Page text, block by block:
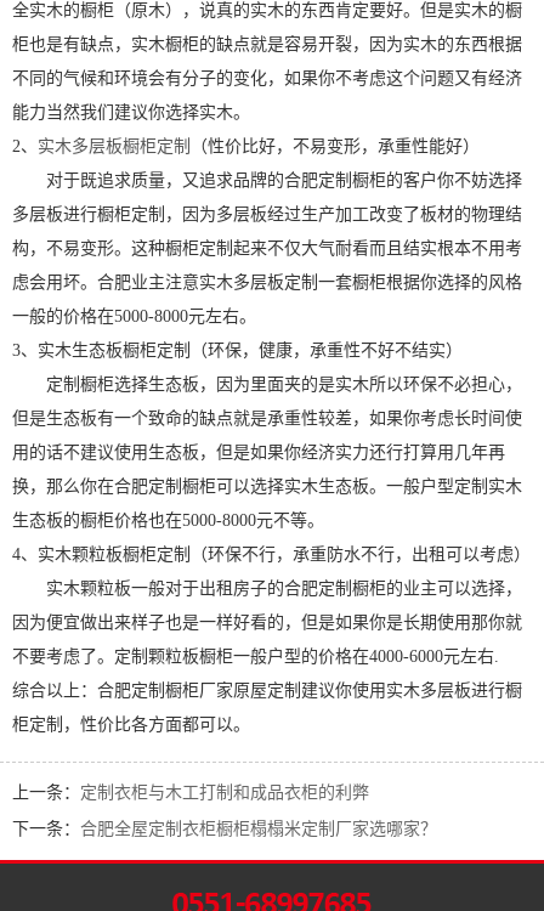
全实木的橱柜（原木），说真的实木的东西肯定要好。但是实木的橱
柜也是有缺点，实木橱柜的缺点就是容易开裂，因为实木的东西根据
不同的气候和环境会有分子的变化，如果你不考虑这个问题又有经济
能力当然我们建议你选择实木。
2、 实木多层板橱柜定制
（性价比好，不易变形，承重性能好）
对于既追求质量，又追求品牌的合肥定制橱柜的客户你不妨选择
多层板进行橱柜定制，因为多层板经过生产加工改变了板材的物理结
构，不易变形。这种橱柜定制起来不仅大气耐看而且结实根本不用考
虑会用坏。合肥业主注意实木多层板定制一套橱柜根据你选择的风格
一般的价格在5000-8000元左右。
3、实木生态板橱柜定制（环保，健康，承重性不好不结实）
定制橱柜选择生态板，因为里面夹的是实木所以环保不必担心，
但是生态板有一个致命的缺点就是承重性较差，如果你考虑长时间使
用的话不建议使用生态板，但是如果你经济实力还行打算用几年再
换，那么你在合肥定制橱柜可以选择实木生态板。一般户型定制实木
生态板的橱柜价格也在5000-8000元不等。
4、实木颗粒板橱柜定制（环保不行，承重防水不行，出租可以考虑）
实木颗粒板一般对于出租房子的合肥定制橱柜的业主可以选择，
因为便宜做出来样子也是一样好看的，但是如果你是长期使用那你就
不要考虑了。定制颗粒板橱柜一般户型的价格在4000-6000元左右.
综合以上：合肥定制橱柜厂家原屋定制建议你使用实木多层板进行橱
柜定制，性价比各方面都可以。
上一条： 定制衣柜与木工打制和成品衣柜的利弊
下一条： 合肥全屋定制衣柜橱柜榻榻米定制厂家选哪家？